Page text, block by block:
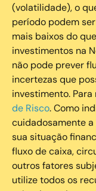
(volatilidade), o
período podem
mais baixos do
investimentos na
não pode prever
incertezas que
investimento.
de Risco. Como
cuidadosamente
sua situação
fluxo de caixa,
outros fatores
utilize todos os